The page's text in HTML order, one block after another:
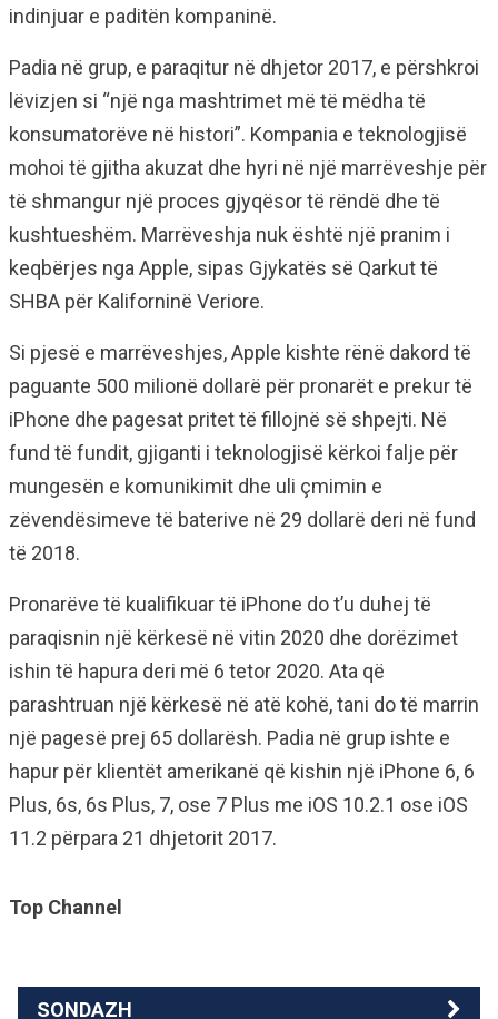
indinjuar e paditën kompaninë.
Padia në grup, e paraqitur në dhjetor 2017, e përshkroi
lëvizjen si “një nga mashtrimet më të mëdha të
konsumatorëve në histori”. Kompania e teknologjisë
mohoi të gjitha akuzat dhe hyri në një marrëveshje për
të shmangur një proces gjyqësor të rëndë dhe të
kushtueshëm. Marrëveshja nuk është një pranim i
keqbërjes nga Apple, sipas Gjykatës së Qarkut të
SHBA për Kaliforninë Veriore.
Si pjesë e marrëveshjes, Apple kishte rënë dakord të
paguante 500 milionë dollarë për pronarët e prekur të
iPhone dhe pagesat pritet të fillojnë së shpejti. Në
fund të fundit, gjiganti i teknologjisë kërkoi falje për
mungesën e komunikimit dhe uli çmimin e
zëvendësimeve të baterive në 29 dollarë deri në fund
të 2018.
Pronarëve të kualifikuar të iPhone do t’u duhej të
paraqisnin një kërkesë në vitin 2020 dhe dorëzimet
ishin të hapura deri më 6 tetor 2020. Ata që
parashtruan një kërkesë në atë kohë, tani do të marrin
një pagesë prej 65 dollarësh. Padia në grup ishte e
hapur për klientët amerikanë që kishin një iPhone 6, 6
Plus, 6s, 6s Plus, 7, ose 7 Plus me iOS 10.2.1 ose iOS
11.2 përpara 21 dhjetorit 2017.
Top Channel
SONDAZH